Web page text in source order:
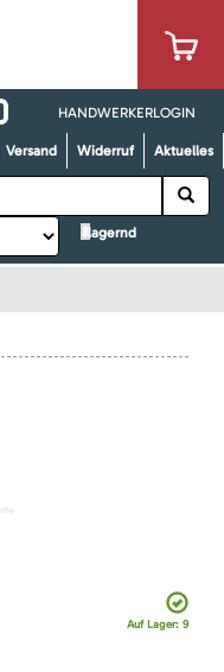
HANDWERKERLOGIN
Versand Widerruf Aktuelles
lagernd
Auf Lager: 9